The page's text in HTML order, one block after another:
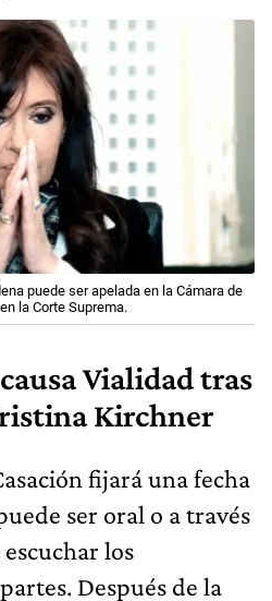
puede ser apelada en la Cámara de
la Corte Suprema.
Vialidad tras
Kirchner
fijará una fecha
ser oral o a través
los
Después de la